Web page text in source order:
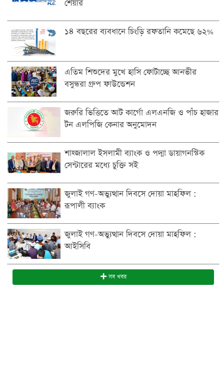
শেয়ার
১৪ বছরের ব্যবধানে চিংড়ি রফতানি কমেছে ৬২%
এতিম শিশুদের মুখে হাসি ফোটাচ্ছে আনভীর
বসুন্ধরা গ্রুপ ফাউন্ডেশন
জরুরি ভিত্তিতে আট কার্গো এলএনজি ও পাঁচ হাজার
টন এলপিজি কেনার অনুমোদন
শাহ্জালাল ইসলামী ব্যাংক ও পদ্মা ডায়াগনস্টিক
সেন্টারের মধ্যে চুক্তি সই
জুলাই গণ-অভ্যুত্থান দিবসে দোয়া মাহফিল :
রূপালী ব্যাংক
জুলাই গণ-অভ্যুত্থান দিবসে দোয়া মাহফিল :
আইসিবি
সব খবর